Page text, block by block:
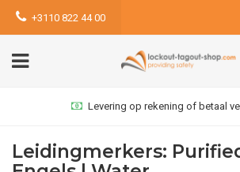
+3110 822 44 00
Levering op rekening of betaal
Leidingmerkers: